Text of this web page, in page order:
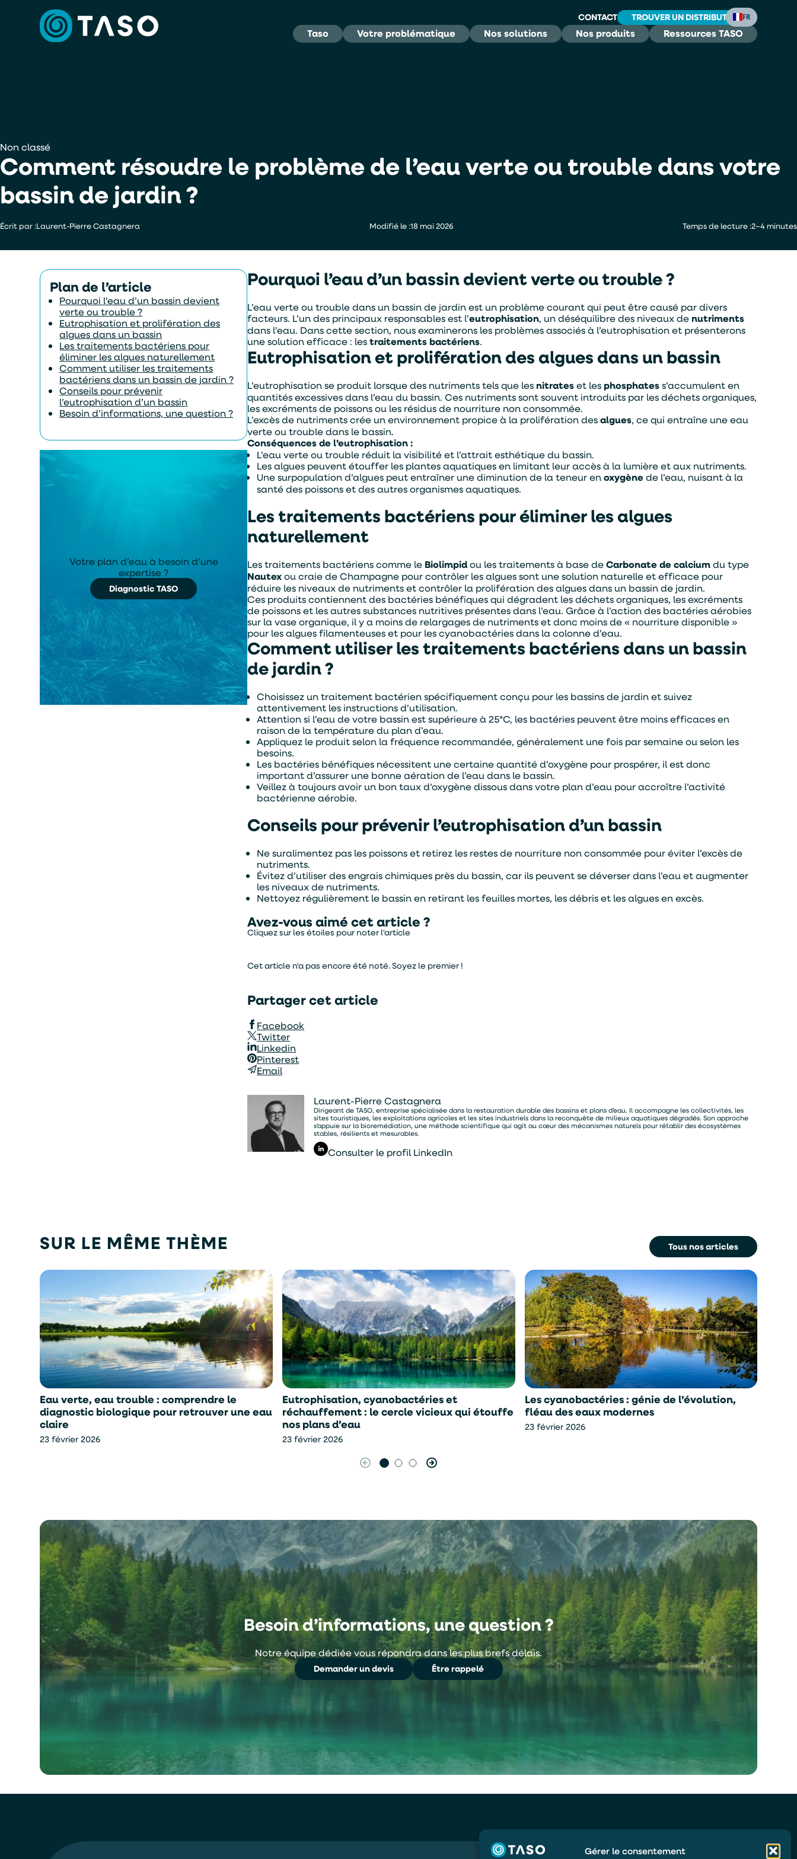
Gérer le consentement
CONTACT TROUVER UN DISTRIBUTEUR
Taso Votre problématique Nos solutions Nos produits Ressources TASO
FR
Téléphone
En soumettant ce formulaire, j'accepte que les informations saisies
soient exploitées par TASO dans le cadre de ma demande de devis.
Alternative:
Non classé
Comment résoudre le problème de l’eau verte ou trouble dans votre
bassin de jardin ?
Écrit par :Laurent-Pierre Castagnera Modifié le :18 mai 2026 Temps de lecture :2–4 minutes
Plan de l’article
Pourquoi l’eau d’un bassin devient
verte ou trouble ?
Eutrophisation et prolifération des
algues dans un bassin
Les traitements bactériens pour
éliminer les algues naturellement
Comment utiliser les traitements
bactériens dans un bassin de jardin ?
Conseils pour prévenir
l’eutrophisation d’un bassin
Besoin d’informations, une question ?
Votre plan d’eau à besoin d’une
expertise ?
Diagnostic TASO
Pourquoi l’eau d’un bassin devient verte ou trouble ?
L’eau verte ou trouble dans un bassin de jardin est un problème courant qui peut être causé par divers
facteurs. L’un des principaux responsables est l’eutrophisation, un déséquilibre des niveaux de nutriments
dans l’eau. Dans cette section, nous examinerons les problèmes associés à l’eutrophisation et présenterons
une solution efficace : lestraitements bactériens.
Eutrophisation et prolifération des algues dans un bassin
L’eutrophisation se produit lorsque des nutriments tels que les nitrateset les phosphatess’accumulent en
quantités excessives dans l’eau du bassin. Ces nutriments sont souvent introduits par les déchets organiques,
les excréments de poissons ou les résidus de nourriture non consommée.
L’excès de nutriments crée un environnement propice à la prolifération desalgues, ce qui entraîne une eau
verte ou trouble dans le bassin.
Conséquences de l’eutrophisation :
L’eau verte ou trouble réduit la visibilité et l’attrait esthétique du bassin.
Les algues peuvent étouffer les plantes aquatiques en limitant leur accès à la lumière et aux nutriments.
Une surpopulation d’algues peut entraîner une diminution de la teneur enoxygènede l’eau, nuisant à la
santé des poissons et des autres organismes aquatiques.
Les traitements bactériens pour éliminer les algues
naturellement
Les traitements bactériens comme le Biolimpidou les traitements à base deCarbonate de calciumdu type
Nautexou craie de Champagne pour contrôler les algues sont une solution naturelle et efficace pour
réduire les niveaux de nutriments et contrôler la prolifération des algues dans un bassin de jardin.
Ces produits contiennent des bactéries bénéfiques qui dégradent les déchets organiques, les excréments
de poissons et les autres substances nutritives présentes dans l’eau. Grâce à l’action des bactéries aérobies
sur la vase organique, il y a moins de relargages de nutriments et donc moins de « nourriture disponible »
pour les algues filamenteuses et pour les cyanobactéries dans la colonne d’eau.
Comment utiliser les traitements bactériens dans un bassin
de jardin ?
Choisissez un traitement bactérien spécifiquement conçu pour les bassins de jardin et suivez
attentivement les instructions d’utilisation.
Attention si l’eau de votre bassin est supérieure à 25°C, les bactéries peuvent être moins efficaces en
raison de la température du plan d’eau.
Appliquez le produit selon la fréquence recommandée, généralement une fois par semaine ou selon les
besoins.
Les bactéries bénéfiques nécessitent une certaine quantité d’oxygène pour prospérer, il est donc
important d’assurer une bonne aération de l’eau dans le bassin.
Veillez à toujours avoir un bon taux d’oxygène dissous dans votre plan d’eau pour accroître l’activité
bactérienne aérobie.
Conseils pour prévenir l’eutrophisation d’un bassin
Ne suralimentez pas les poissons et retirez les restes de nourriture non consommée pour éviter l’excès de
nutriments.
Évitez d’utiliser des engrais chimiques près du bassin, car ils peuvent se déverser dans l’eau et augmenter
les niveaux de nutriments.
Nettoyez régulièrement le bassin en retirant les feuilles mortes, les débris et les algues en excès.
Avez-vous aimé cet article ?
Cliquez sur les étoiles pour noter l'article
Cet article n'a pas encore été noté. Soyez le premier !
Partager cet article
Facebook
Twitter
Linkedin
Pinterest
Email
Laurent-Pierre Castagnera
Dirigeant de TASO, entreprise spécialisée dans la restauration durable des bassins et plans d’eau. Il accompagne les collectivités, les
sites touristiques, les exploitations agricoles et les sites industriels dans la reconquête de milieux aquatiques dégradés. Son approche
s’appuie sur la bioremédiation, une méthode scientifique qui agit au cœur des mécanismes naturels pour rétablir des écosystèmes
stables, résilients et mesurables.
Consulter le profil LinkedIn
SUR LE MÊME THÈME Tous nos articles
Eau verte, eau trouble : comprendre le
diagnostic biologique pour retrouver une eau
claire
23 février 2026
Eutrophisation, cyanobactéries et
réchauffement : le cercle vicieux qui étouffe
nos plans d’eau
23 février 2026
Les cyanobactéries : génie de l’évolution,
fléau des eaux modernes
23 février 2026
Besoin d’informations, une question ?
Notre équipe dédiée vous répondra dans les plus brefs délais.
Demander un devis Être rappelé